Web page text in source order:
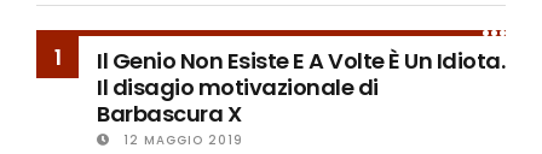
1
Il Genio Non Esiste E A Volte È Un Idiota.
Il disagio motivazionale di
Barbascura X
12 MAGGIO 2019